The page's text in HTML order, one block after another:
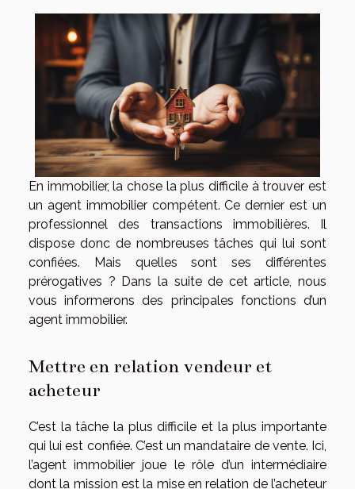
En immobilier, la chose la plus difficile à trouver est
un agent immobilier compétent. Ce dernier est un
professionnel des transactions immobilières. Il
dispose donc de nombreuses tâches qui lui sont
confiées. Mais quelles sont ses différentes
prérogatives ? Dans la suite de cet article, nous
vous informerons des principales fonctions d’un
agent immobilier.
Mettre en relation vendeur et
acheteur
C’est la tâche la plus difficile et la plus importante
qui lui est confiée. C’est un mandataire de vente. Ici,
l’agent immobilier joue le rôle d’un intermédiaire
dont la mission est la mise en relation de l’acheteur